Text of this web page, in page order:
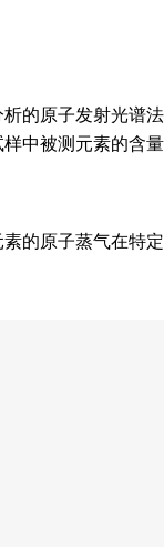
的原子发射光谱
中被测元素的含
的原子蒸气在特